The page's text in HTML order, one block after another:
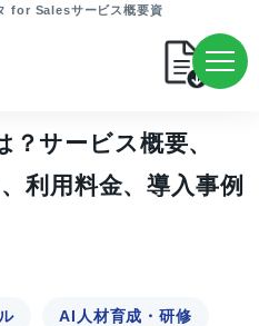
for Salesサービス概要資
サービス概要、
利用料金、導入事例
AI人材育成・研修